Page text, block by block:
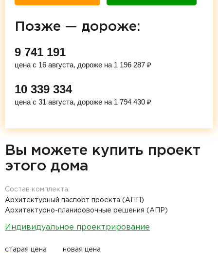
Позже — дороже:
9 741 191
цена с 16 августа, дороже на 1 196 287 ₽
10 339 334
цена с 31 августа, дороже на 1 794 430 ₽
Вы можете купить проект
этого дома
Состав комплекта:
Архитектурный паспорт проекта (АПП)
Архитектурно-планировочные решения (АПР)
Индивидуальное проектрирование
старая цена новая цена